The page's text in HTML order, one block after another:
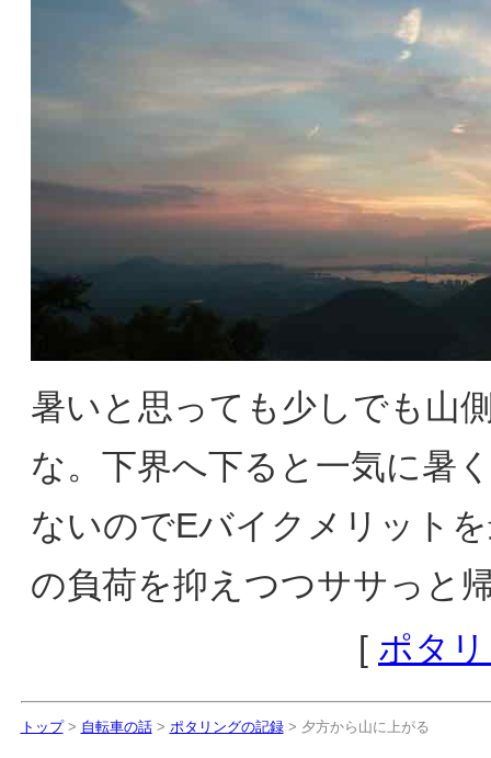
暑いと思っても少しでも山
な。下界へ下ると一気に暑
ないのでEバイクメリット
の負荷を抑えつつササっと
[ ポタ
トップ> 自転車の話> ポタリングの記録> 夕方から山に上がる